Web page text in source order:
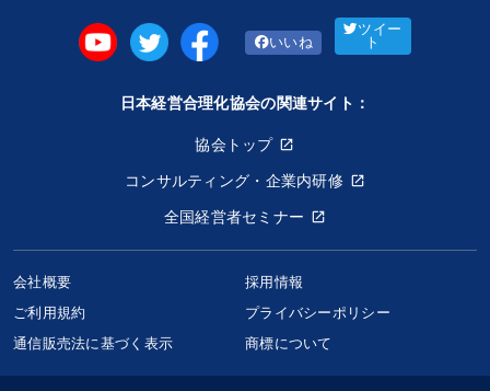
いいね
ツイー
ト
日本経営合理化協会の関連サイト：
協会トップ
コンサルティング・企業内研修
全国経営者セミナー
会社概要
採用情報
ご利用規約
プライバシーポリシー
通信販売法に基づく表示
商標について
【東京・大阪開催】ICO式 決算対策セミナー